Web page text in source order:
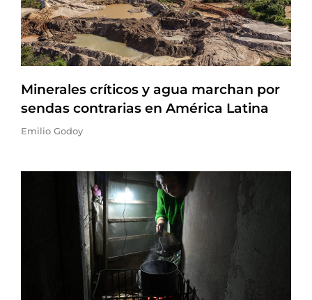
Minerales críticos y agua marchan por
sendas contrarias en América Latina
Emilio Godoy